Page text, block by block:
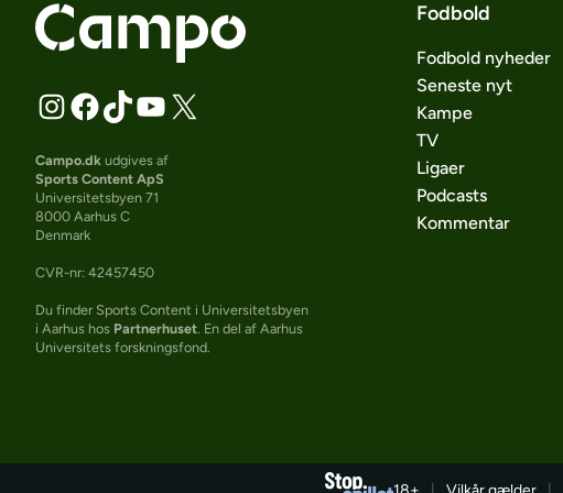
Campo.dk udgives af
Sports Content ApS
Universitetsbyen 71
8000 Aarhus C
Denmark
CVR-nr: 42457450
Du finder Sports Content i Universitetsbyen
i Aarhus hos Partnerhuset . En del af Aarhus
Universitets forskningsfond.
Fodbold
Fodbold nyheder
Seneste nyt
Kampe
TV
Ligaer
Podcasts
Kommentar